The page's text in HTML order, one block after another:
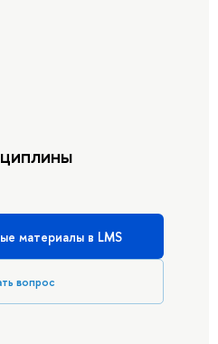
материалы в LMS
вопрос